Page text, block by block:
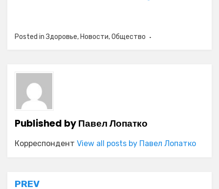
Posted inЗдоровье, Новости,Общество
Published byПавел Лопатко
Корреспондент View all posts by Павел Лопатко
PREV